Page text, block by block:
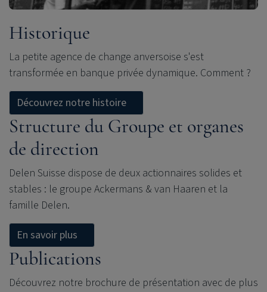
Historique
La petite agence de change anversoise s'est
transformée en banque privée dynamique. Comment ?
Découvrez notre histoire
Structure du Groupe et organes
de direction
Delen Suisse dispose de deux actionnaires solides et
stables : le groupe Ackermans & van Haaren et la
famille Delen.
En savoir plus
Publications
Découvrez notre brochure de présentation avec de plus